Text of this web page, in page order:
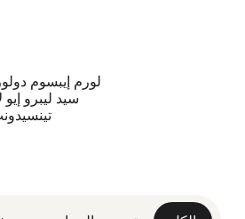
لورم إيبسوم
سيد ليبرو